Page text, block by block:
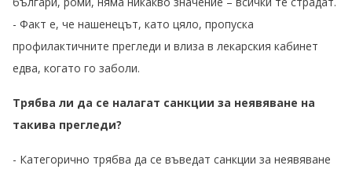
- Факт е, че нашенецът, като цяло, пропуска
профилактичните прегледи и влиза в лекарския кабинет
едва, когато го заболи.
Трябва ли да се налагат санкции за неявяване на
такива прегледи?
- Категорично трябва да се въведат санкции за неявяване